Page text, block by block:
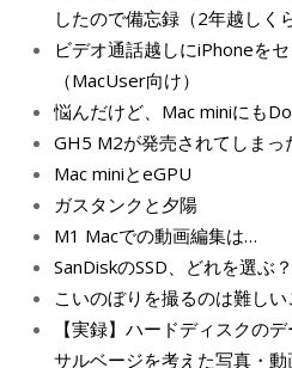
したので備忘録（2年越しく
ビデオ通話越しにiPhoneを
（MacUser向け）
悩んだけど、Mac miniにも
GH5 M2が発売されてしまっ
Mac miniとeGPU
ガスタンクと夕陽
M1 Macでの動画編集は…
SanDiskのSSD、どれを選ぶ
こいのぼりを撮るのは難しい
【実録】ハードディスクの
サルベージを考えた写真・